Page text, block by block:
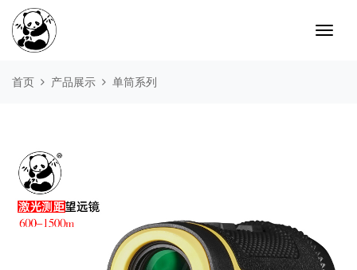
首页 产品展示 单筒系列